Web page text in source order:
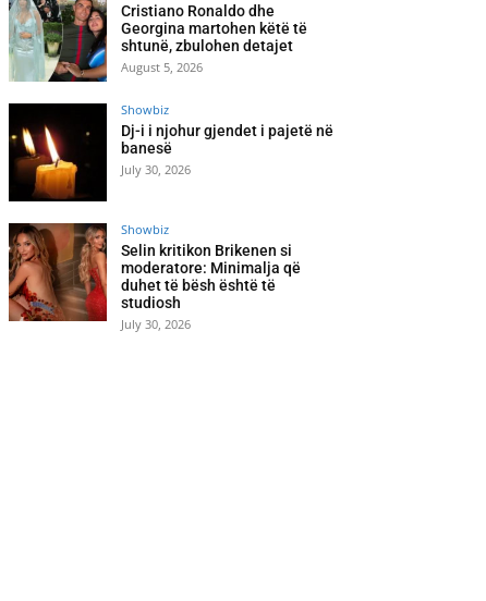
Cristiano Ronaldo dhe
Georgina martohen këtë të
shtunë, zbulohen detajet
August 5, 2026
Showbiz
Dj-i i njohur gjendet i pajetë në
banesë
July 30, 2026
Showbiz
Selin kritikon Brikenen si
moderatore: Minimalja që
duhet të bësh është të
studiosh
July 30, 2026